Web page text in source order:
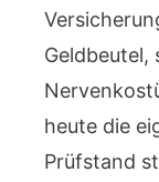
Geldbeutel,
heute die
Prüfstand